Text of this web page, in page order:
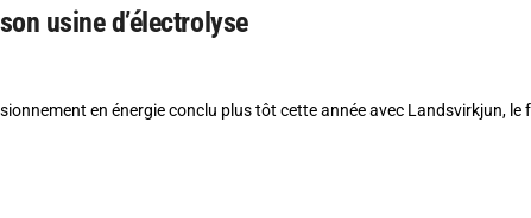
usine d’électrolyse
en énergie conclu plus tôt cette année avec Landsvirkjun, le